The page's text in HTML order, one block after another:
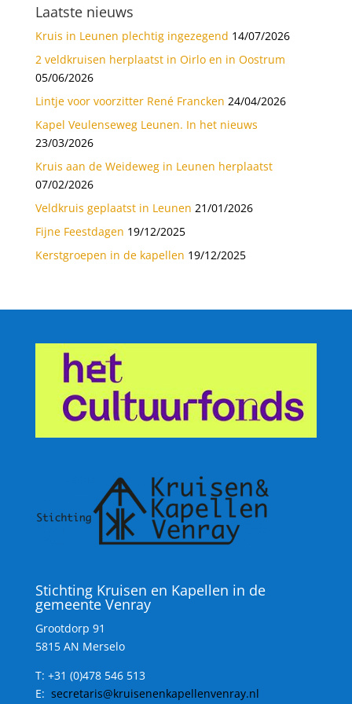
Laatste nieuws
Kruis in Leunen plechtig ingezegend 14/07/2026
2 veldkruisen herplaatst in Oirlo en in Oostrum
05/06/2026
Lintje voor voorzitter René Francken 24/04/2026
Kapel Veulenseweg Leunen. In het nieuws
23/03/2026
Kruis aan de Weideweg in Leunen herplaatst
07/02/2026
Veldkruis geplaatst in Leunen 21/01/2026
Fijne Feestdagen 19/12/2025
Kerstgroepen in de kapellen 19/12/2025
Stichting Kruisen en Kapellen in de
gemeente Venray
Grootdorp 91
5815 AN Merselo
T: +31 (0)478 546 513
E: secretaris@kruisenenkapellenvenray.nl